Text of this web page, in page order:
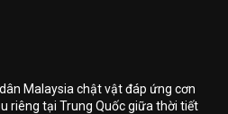
Malaysia chật vật đáp ứng cơn
riêng tại Trung Quốc giữa thời tiết